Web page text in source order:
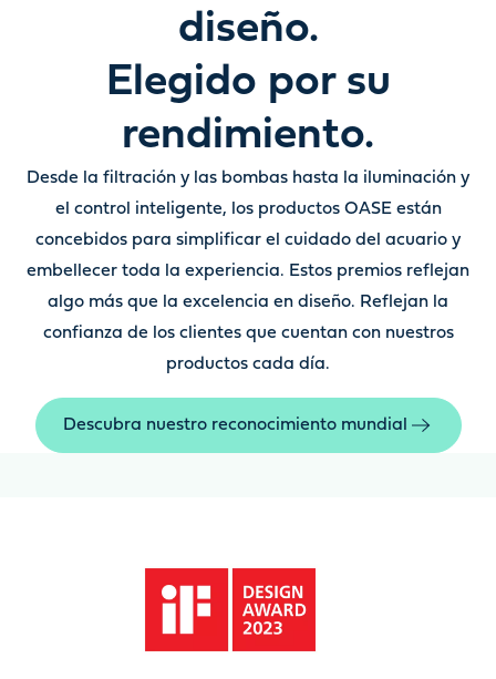
diseño.
Elegido por su
rendimiento.
Desde la filtración y las bombas hasta la iluminación y
el control inteligente, los productos OASE están
concebidos para simplificar el cuidado del acuario y
embellecer toda la experiencia. Estos premios reflejan
algo más que la excelencia en diseño. Reflejan la
confianza de los clientes que cuentan con nuestros
productos cada día.
Descubra nuestro reconocimiento mundial